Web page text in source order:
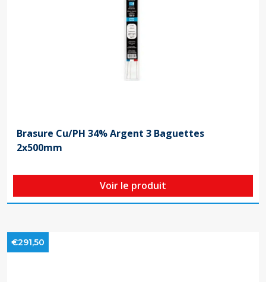
Brasure Cu/PH 34% Argent 3 Baguettes
2x500mm
Voir le produit
€291,50